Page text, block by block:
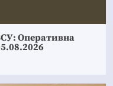
Оперативна